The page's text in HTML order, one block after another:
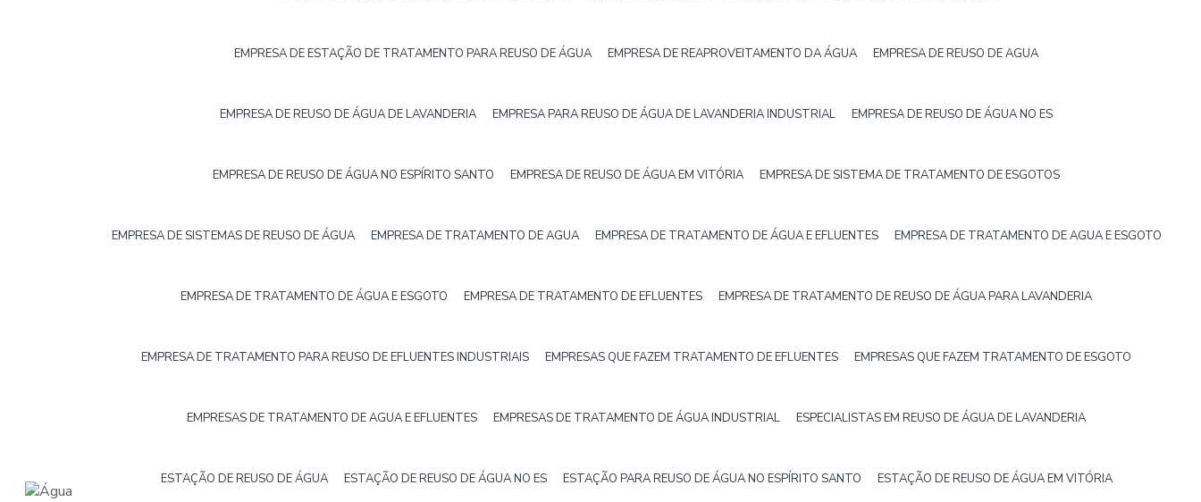
EMPRESA DE ESTAÇÃO DE TRATAMENTO PARA REUSO DE ÁGUA EMPRESA DE REAPROVEITAMENTO DA ÁGUA EMPRESA DE REUSO DE AGUA
EMPRESA DE REUSO DE ÁGUA DE LAVANDERIA EMPRESA PARA REUSO DE ÁGUA DE LAVANDERIA INDUSTRIAL EMPRESA DE REUSO DE ÁGUA NO ES
EMPRESA DE REUSO DE ÁGUA NO ESPÍRITO SANTO EMPRESA DE REUSO DE ÁGUA EM VITÓRIA EMPRESA DE SISTEMA DE TRATAMENTO DE ESGOTOS
EMPRESA DE SISTEMAS DE REUSO DE ÁGUA EMPRESA DE TRATAMENTO DE AGUA EMPRESA DE TRATAMENTO DE ÁGUA E EFLUENTES EMPRESA DE TRATAMENTO DE AGUA E ESGOTO
EMPRESA DE TRATAMENTO DE ÁGUA E ESGOTO EMPRESA DE TRATAMENTO DE EFLUENTES EMPRESA DE TRATAMENTO DE REUSO DE ÁGUA PARA LAVANDERIA
EMPRESA DE TRATAMENTO PARA REUSO DE EFLUENTES INDUSTRIAIS EMPRESAS QUE FAZEM TRATAMENTO DE EFLUENTES EMPRESAS QUE FAZEM TRATAMENTO DE ESGOTO
EMPRESAS DE TRATAMENTO DE AGUA E EFLUENTES EMPRESAS DE TRATAMENTO DE ÁGUA INDUSTRIAL ESPECIALISTAS EM REUSO DE ÁGUA DE LAVANDERIA
ESTAÇÃO DE REUSO DE ÁGUA ESTAÇÃO DE REUSO DE ÁGUA NO ES ESTAÇÃO PARA REUSO DE ÁGUA NO ESPÍRITO SANTO ESTAÇÃO DE REUSO DE ÁGUA EM VITÓRIA